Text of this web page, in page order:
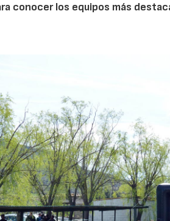
conocer los equipos más